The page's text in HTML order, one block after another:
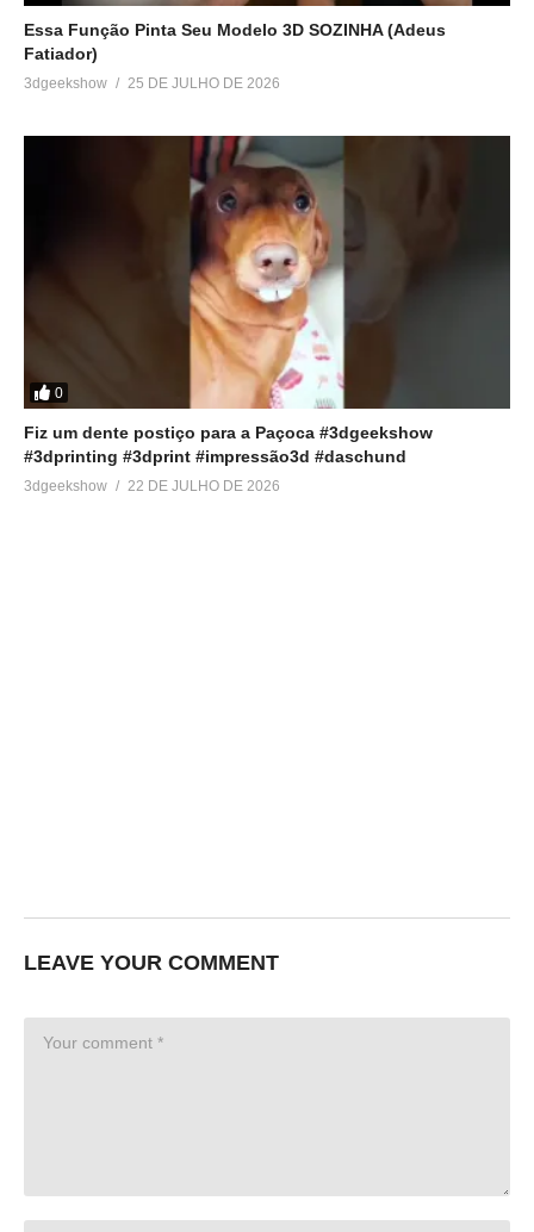
Essa Função Pinta Seu Modelo 3D SOZINHA (Adeus
Fatiador)
3dgeekshow 25 DE JULHO DE 2026
0
Fiz um dente postiço para a Paçoca #3dgeekshow
#3dprinting #3dprint #impressão3d #daschund
3dgeekshow 22 DE JULHO DE 2026
LEAVE YOUR COMMENT